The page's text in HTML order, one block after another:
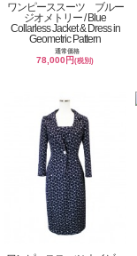
ワンピーススーツ ブルー
ジオメトリー / Blue
Collarless Jacket & Dress in
Geometric Pattern
通常価格
78,000円(税別)